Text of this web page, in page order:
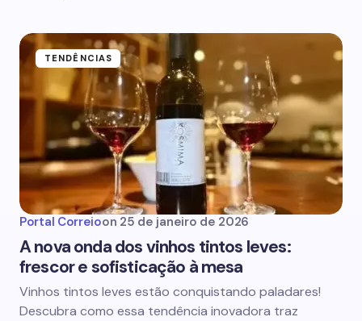
TENDÊNCIAS
Portal Correioon 25 de janeiro de 2026
A nova onda dos vinhos tintos leves:
frescor e sofisticação à mesa
Vinhos tintos leves estão conquistando paladares!
Descubra como essa tendência inovadora traz